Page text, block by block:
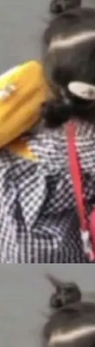
设
它
</l
。
Ag
W
Pri
代
Iso
动
能
到
指
诉
wro
记
苹
，
P
写
让
M
搜
发
频
之
，
于
AI
道
品